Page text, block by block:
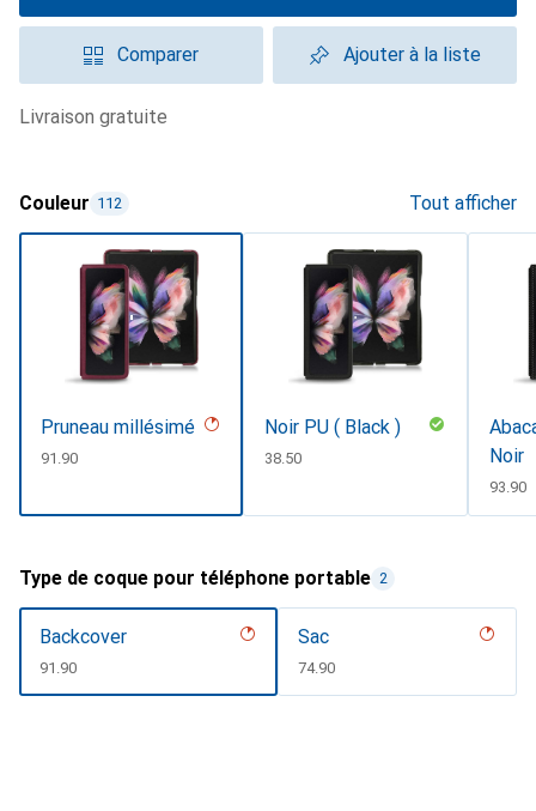
Comparer Ajouter à la liste
livraison gratuite
Couleur 112 Tout afficher
Pruneau millésimé
CHF
91.90
Noir PU ( Black )
CHF
38.50
Noir
CHF
93.90
Type de coque pour téléphone portable 2
Backcover
CHF
91.90
Sac
CHF
74.90